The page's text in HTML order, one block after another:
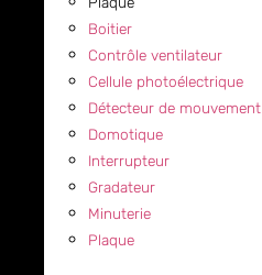
Boitier
Contrôle ventilateur
Cellule photoélectrique
Détecteur de mouvement
Domotique
Interrupteur
Gradateur
Minuterie
Plaque